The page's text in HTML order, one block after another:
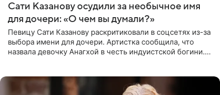
Сати Казанову осудили за необычное имя
для дочери: «О чем вы думали?»
Певицу Сати Казанову раскритиковали в соцсетях из-за
выбора имени для дочери. Артистка сообщила, что
назвала девочку Анагхой в честь индуистской богини.